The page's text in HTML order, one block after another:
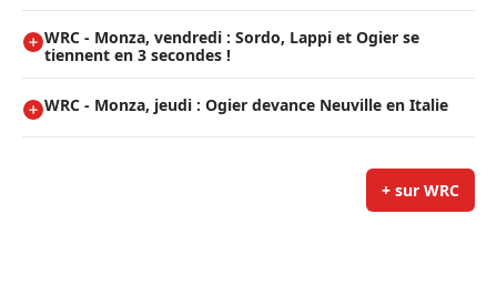
WRC - Monza, vendredi : Sordo, Lappi et Ogier se
tiennent en 3 secondes !
WRC - Monza, jeudi : Ogier devance Neuville en Italie
+ sur WRC